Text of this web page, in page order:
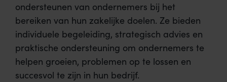
ondersteunen van ondernemers bij het
bereiken van hun zakelijke doelen. Ze bieden
individuele begeleiding, strategisch advies en
praktische ondersteuning om ondernemers te
helpen groeien, problemen op te lossen en
succesvol te zijn in hun bedrijf.